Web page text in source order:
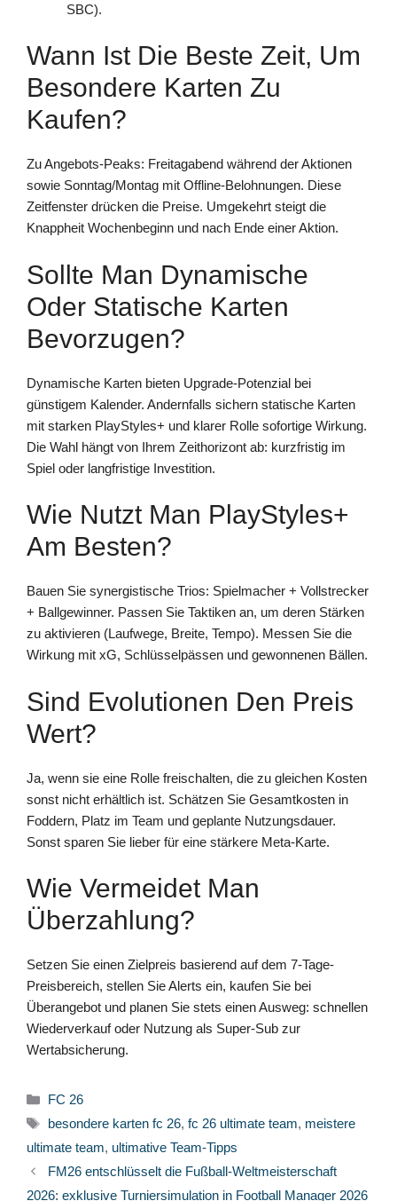
SBC).
Wann Ist Die Beste Zeit, Um
Besondere Karten Zu
Kaufen?
Zu Angebots-Peaks: Freitagabend während der Aktionen
sowie Sonntag/Montag mit Offline-Belohnungen. Diese
Zeitfenster drücken die Preise. Umgekehrt steigt die
Knappheit Wochenbeginn und nach Ende einer Aktion.
Sollte Man Dynamische
Oder Statische Karten
Bevorzugen?
Dynamische Karten bieten Upgrade-Potenzial bei
günstigem Kalender. Andernfalls sichern statische Karten
mit starken PlayStyles+ und klarer Rolle sofortige Wirkung.
Die Wahl hängt von Ihrem Zeithorizont ab: kurzfristig im
Spiel oder langfristige Investition.
Wie Nutzt Man PlayStyles+
Am Besten?
Bauen Sie synergistische Trios: Spielmacher + Vollstrecker
+ Ballgewinner. Passen Sie Taktiken an, um deren Stärken
zu aktivieren (Laufwege, Breite, Tempo). Messen Sie die
Wirkung mit xG, Schlüsselpässen und gewonnenen Bällen.
Sind Evolutionen Den Preis
Wert?
Ja, wenn sie eine Rolle freischalten, die zu gleichen Kosten
sonst nicht erhältlich ist. Schätzen Sie Gesamtkosten in
Foddern, Platz im Team und geplante Nutzungsdauer.
Sonst sparen Sie lieber für eine stärkere Meta-Karte.
Wie Vermeidet Man
Überzahlung?
Setzen Sie einen Zielpreis basierend auf dem 7-Tage-
Preisbereich, stellen Sie Alerts ein, kaufen Sie bei
Überangebot und planen Sie stets einen Ausweg: schnellen
Wiederverkauf oder Nutzung als Super-Sub zur
Wertabsicherung.
Kategorien
FC 26
Schlagwörter
besondere karten fc 26, fc 26 ultimate team, meistere
ultimate team, ultimative Team-Tipps
FM26 entschlüsselt die Fußball-Weltmeisterschaft
2026: exklusive Turniersimulation in Football Manager 2026